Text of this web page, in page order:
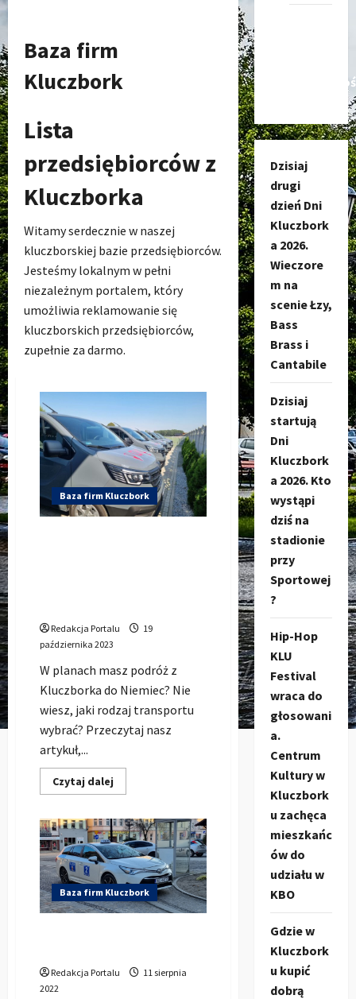
Baza firm
Kluczbork
Lista
przedsiębiorców z
Kluczborka
Witamy serdecznie w naszej
kluczborskiej bazie przedsiębiorców.
Jesteśmy lokalnym w pełni
niezależnym portalem, który
umożliwia reklamowanie się
kluczborskich przedsiębiorców,
zupełnie za darmo.
Baza firm Kluczbork
Redakcja Portalu
19
października 2023
W planach masz podróż z
Kluczborka do Niemiec? Nie
wiesz, jaki rodzaj transportu
wybrać? Przeczytaj nasz
artykuł,...
Czytaj dalej
się
Jak
bezproblemowo
podróżować
z
Kluczborka
do
Niemiec?
Wybierz
nowoczesne
Baza firm Kluczbork
Redakcja Portalu
11 sierpnia
2022
Dzisiaj
drugi
dzień Dni
Kluczbork
a 2026.
Wieczore
m na
scenie Łzy,
Bass
Brass i
Cantabile
Dzisiaj
startują
Dni
Kluczbork
a 2026. Kto
wystąpi
dziś na
stadionie
przy
Sportowej
?
Hip-Hop
KLU
Festival
wraca do
głosowani
a.
Centrum
Kultury w
Kluczbork
u zachęca
mieszkańc
ów do
udziału w
KBO
Gdzie w
Kluczbork
u kupić
dobrą